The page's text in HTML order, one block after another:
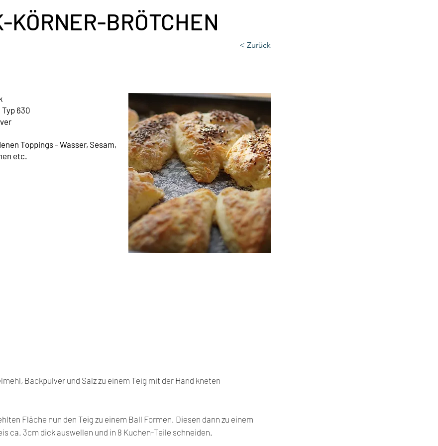
KÖRNER-BRÖTCHEN
< Zurück
630
Toppings - Wasser, Sesam,
etc.
Backpulver und Salz zu einem Teig mit der Hand kneten
Fläche nun den Teig zu einem Ball Formen. Diesen dann zu einem
ca. 3cm dick auswellen und in 8 Kuchen-Teile schneiden.